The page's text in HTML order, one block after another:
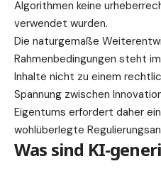
Algorithmen keine
verwendet wurden.
Die naturgemäße
Rahmenbedingungen steht
Inhalte nicht zu einem
Spannung zwischen
Eigentums erfordert daher
wohlüberlegte
Was sind KI-